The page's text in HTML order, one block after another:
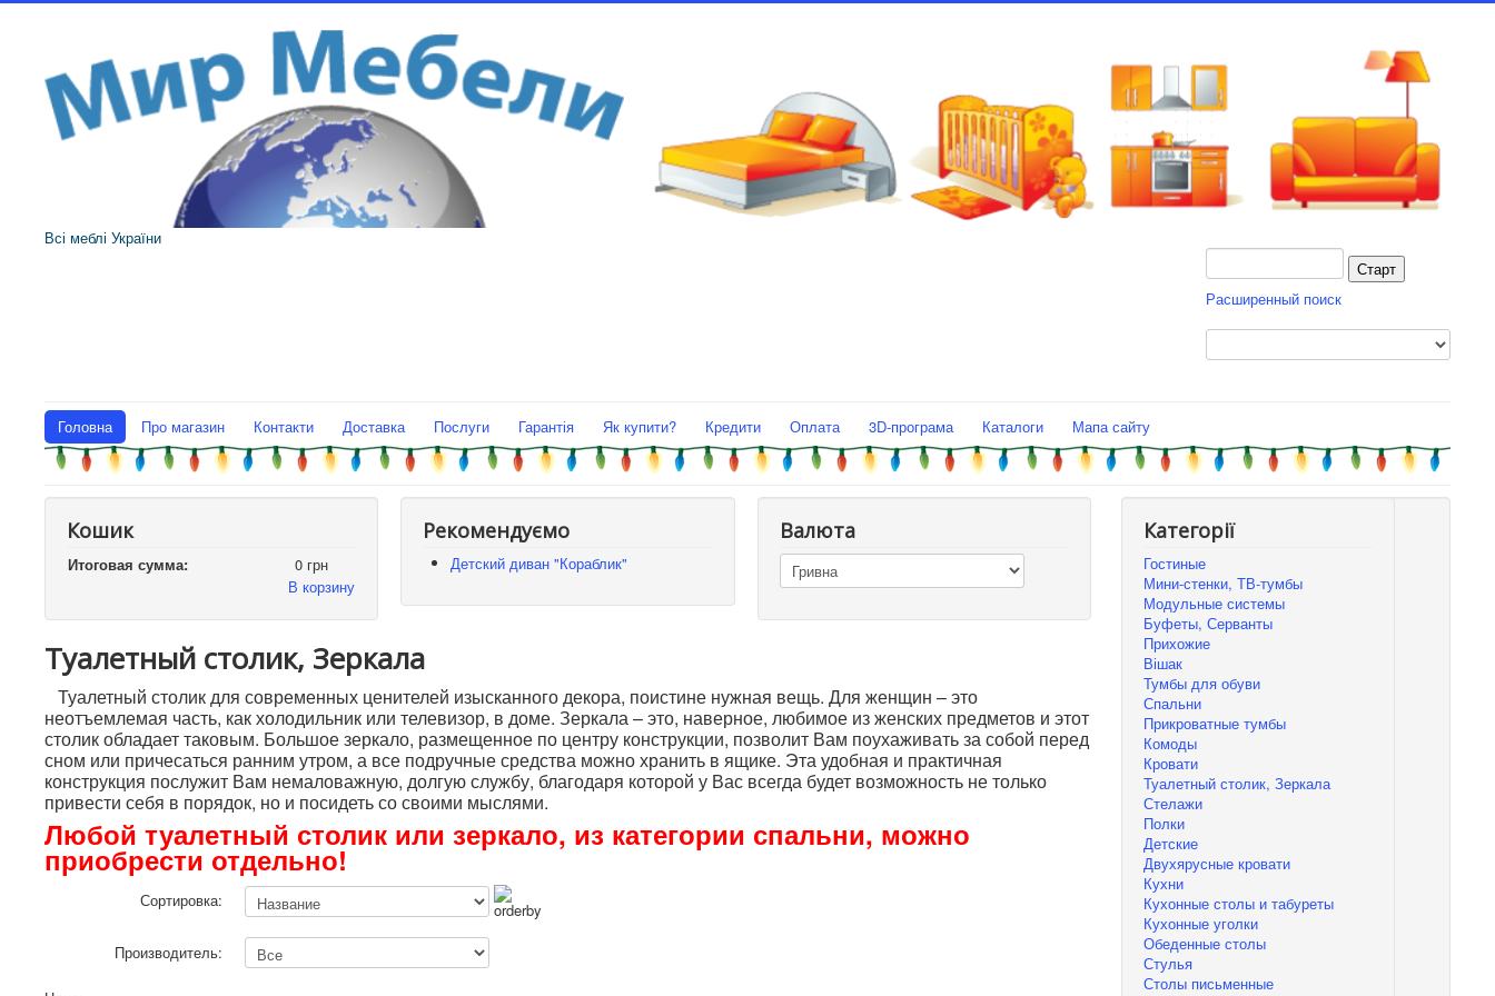
Всі меблі України
Расширенный поиск
Головна Про магазин Контакти Доставка Послуги Гарантія Як купити? Кредити Оплата 3D-програма Каталоги Мапа сайту
Кошик
Итоговая сумма:
0 грн
В корзину
Рекомендуємо
Детский диван "Кораблик"
Валюта
Туалетный столик, Зеркала
Туалетный столик для современных ценителей изысканного декора, поистине нужная вещь. Для женщин – это
неотъемлемая часть, как холодильник или телевизор, в доме. Зеркала – это, наверное, любимое из женских предметов и этот
столик обладает таковым. Большое зеркало, размещенное по центру конструкции, позволит Вам поухаживать за собой перед
сном или причесаться ранним утром, а все подручные средства можно хранить в ящике. Эта удобная и практичная
конструкция послужит Вам немаловажную, долгую службу, благодаря которой у Вас всегда будет возможность не только
привести себя в порядок, но и посидеть со своими мыслями.
Любой туалетный столик или зеркало, из категории спальни, можно
приобрести отдельно!
Сортировка:
Производитель:
Категорії
Гостиные
Мини-стенки, ТВ-тумбы
Модульные системы
Буфеты, Серванты
Прихожие
Вішак
Тумбы для обуви
Спальни
Прикроватные тумбы
Комоды
Кровати
Туалетный столик, Зеркала
Стелажи
Полки
Детские
Двухярусные кровати
Кухни
Кухонные столы и табуреты
Кухонные уголки
Обеденные столы
Стулья
Столы письменные